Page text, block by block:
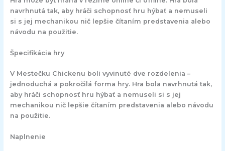
navrhnutá tak, aby hráči schopnosť hru hýbať a nemuseli
si s jej mechanikou nič lepšie čítaním predstavenia alebo
návodu na použitie.
Špecifikácia hry
V Mestečku Chickenu boli vyvinuté dve rozdelenia –
jednoduchá a pokročilá forma hry. Hra bola navrhnutá tak,
aby hráči schopnosť hru hýbať a nemuseli si s jej
mechanikou nič lepšie čítaním predstavenia alebo návodu
na použitie.
Naplnenie